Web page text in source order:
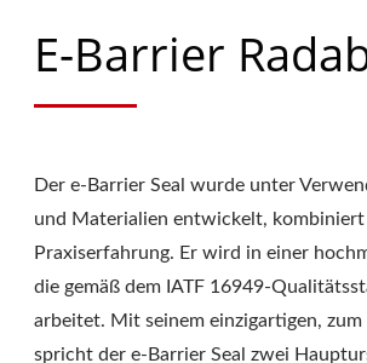
E-Barrier
Der e-Barrier Seal wurde unter
und Materialien entwickelt,
Praxiserfahrung. Er wird in einer
die gemäß dem IATF 16949-
arbeitet. Mit seinem einzigartigen,
spricht der e-Barrier Seal zwei